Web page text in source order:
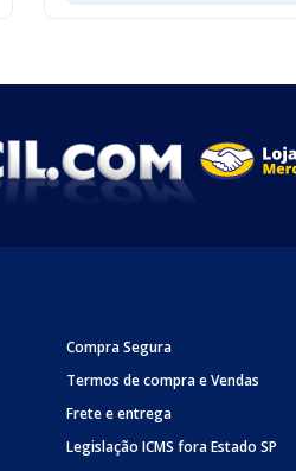
Compra Segura
Termos de compra e Vendas
Frete e entrega
Legislação ICMS fora Estado SP